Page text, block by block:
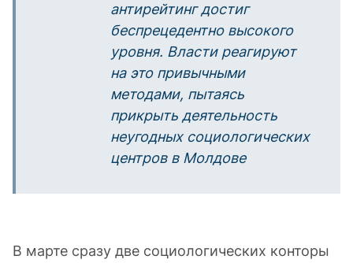
антирейтинг достиг
беспрецедентно высокого
уровня. Власти реагируют
на это привычными
методами, пытаясь
прикрыть деятельность
неугодных социологических
центров в Молдове
В марте сразу две социологических конторы